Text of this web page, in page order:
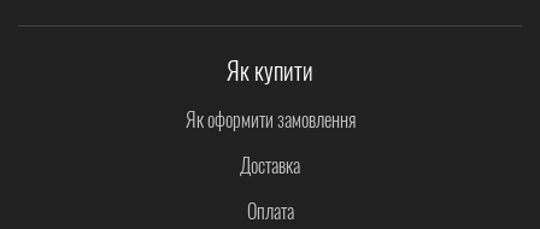
Як купити
Як оформити замовлення
Доставка
Оплата